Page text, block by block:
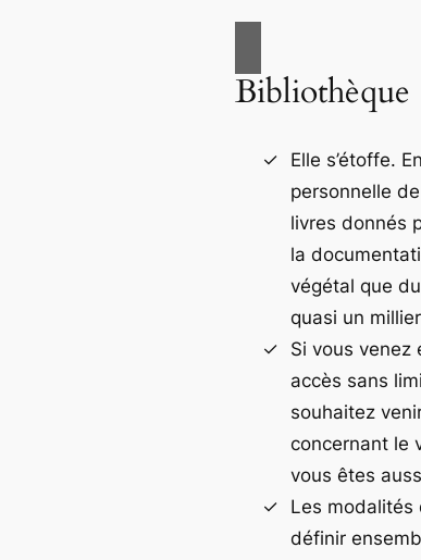
Bibliothèque
Elle s’étoffe.
personnelle
livres donnés
la
végétal que
quasi un
Si vous venez
accès sans
souhaitez
concernant le
vous êtes
Les modalités
définir